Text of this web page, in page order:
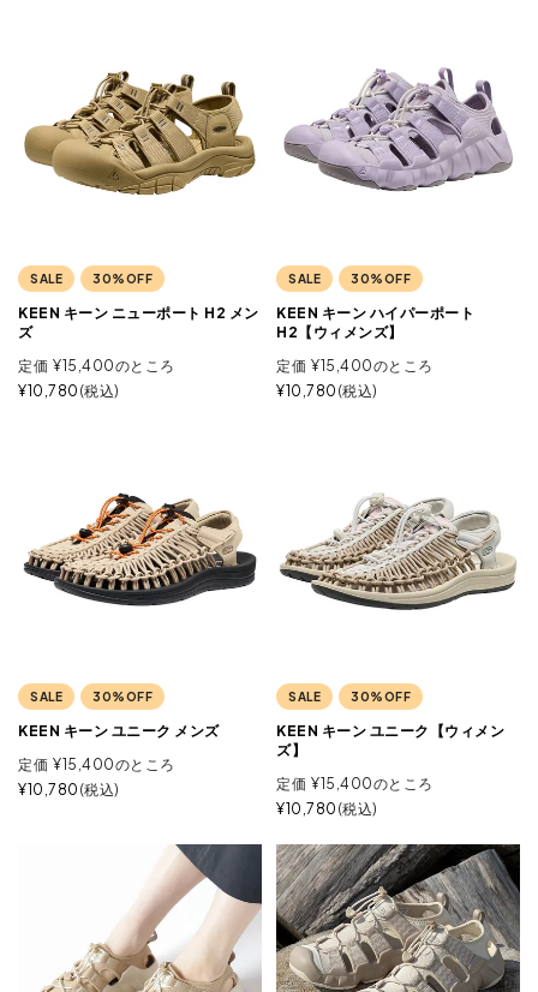
SALE 30%OFF
KEEN キーン ニューポート H2 メン
ズ
定価 ¥15,400のところ
¥10,780 税込
SALE 30%OFF
KEEN キーン ハイパーポート
H2【ウィメンズ】
定価 ¥15,400のところ
¥10,780 税込
SALE 30%OFF
KEEN キーン ユニーク メンズ
定価 ¥15,400のところ
¥10,780 税込
SALE 30%OFF
KEEN キーン ユニーク【ウィメン
ズ】
定価 ¥15,400のところ
¥10,780 税込